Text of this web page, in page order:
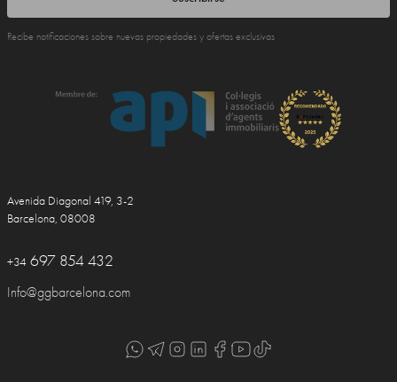
Recibe notificaciones sobre nuevas propiedades y ofertas exclusivas
Avenida Diagonal 419, 3-2
Barcelona, 08008
+34 697 854 432
Info@ggbarcelona.com